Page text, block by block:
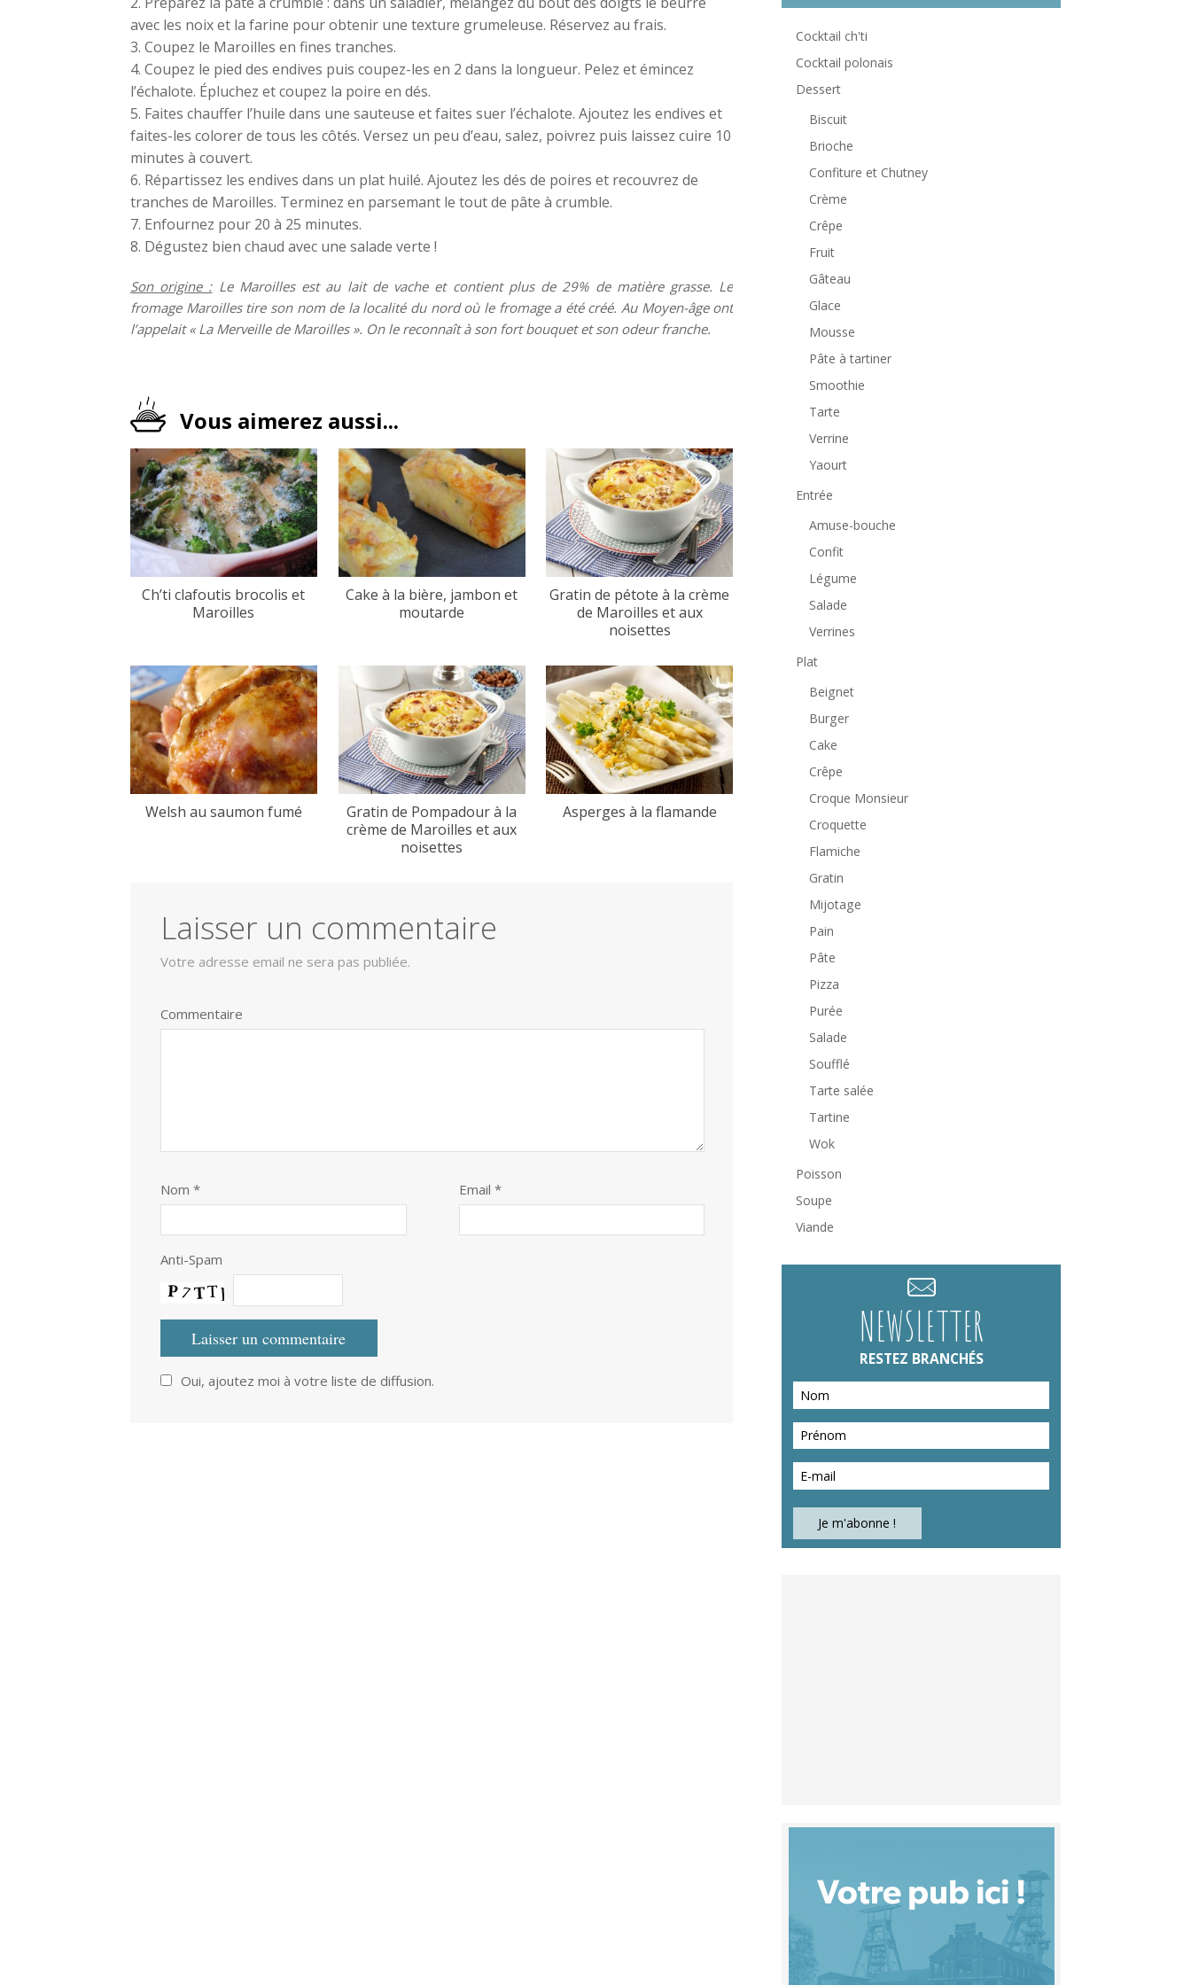
avec les noix et la farine pour obtenir une texture grumeleuse. Réservez au frais.
Coupez le Maroilles en fines tranches.
Coupez le pied des endives puis coupez-les en 2 dans la longueur. Pelez et émincez
l’échalote. Épluchez et coupez la poire en dés.
Faites chauffer l’huile dans une sauteuse et faites suer l’échalote. Ajoutez les endives et
faites-les colorer de tous les côtés. Versez un peu d’eau, salez, poivrez puis laissez cuire 10
minutes à couvert.
Répartissez les endives dans un plat huilé. Ajoutez les dés de poires et recouvrez de
tranches de Maroilles. Terminez en parsemant le tout de pâte à crumble.
Enfournez pour 20 à 25 minutes.
Dégustez bien chaud avec une salade verte !
Son origine :Le Maroilles est au lait de vache et contient plus de 29% de matière grasse. Le
fromage Maroilles tire son nom de la localité du nord où le fromage a été créé. Au Moyen-âge ont
l’appelait « La Merveille de Maroilles ». On le reconnaît à son fort bouquet et son odeur franche.
Vous aimerez aussi...
Ch’ti clafoutis brocolis et
Maroilles
Cake à la bière, jambon et
moutarde
Gratin de pétote à la crème
de Maroilles et aux
noisettes
Welsh au saumon fumé
Gratin de Pompadour à la
crème de Maroilles et aux
noisettes
Asperges à la flamande
Laisser un commentaire
Votre adresse email ne sera pas publiée.
Commentaire
Nom* Email *
Anti-Spam
Oui, ajoutez moi à votre liste de diffusion.
Cocktail ch'ti
Cocktail polonais
Dessert
Biscuit
Brioche
Confiture et Chutney
Crème
Crêpe
Fruit
Gâteau
Glace
Mousse
Pâte à tartiner
Smoothie
Tarte
Verrine
Yaourt
Entrée
Amuse-bouche
Confit
Légume
Salade
Verrines
Plat
Beignet
Burger
Cake
Crêpe
Croque Monsieur
Croquette
Flamiche
Gratin
Mijotage
Pain
Pâte
Pizza
Purée
Salade
Soufflé
Tarte salée
Tartine
Wok
Poisson
Soupe
Viande
NEWSLETTER
RESTEZ BRANCHÉS